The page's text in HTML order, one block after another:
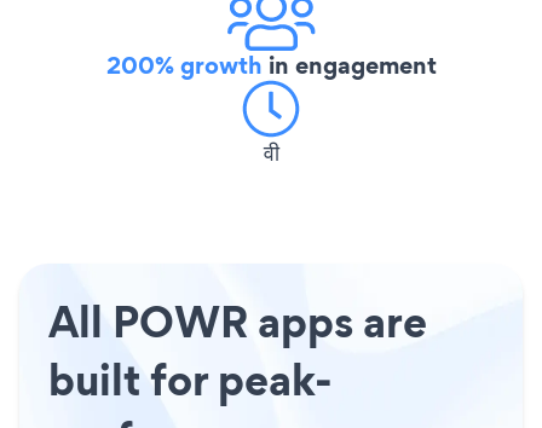
200% growth in engagement
वी
All POWR apps are
built for peak-